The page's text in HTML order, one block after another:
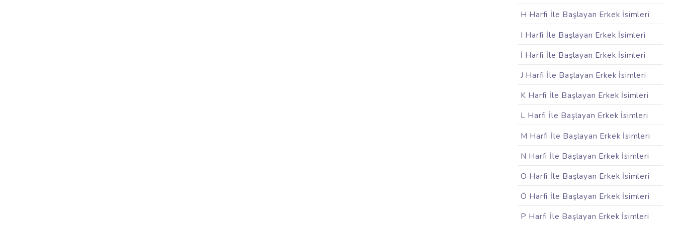
H Harfi İle Başlayan Erkek İsimleri
I Harfi İle Başlayan Erkek İsimleri
İ Harfi İle Başlayan Erkek İsimleri
J Harfi İle Başlayan Erkek İsimleri
K Harfi İle Başlayan Erkek İsimleri
L Harfi İle Başlayan Erkek İsimleri
M Harfi İle Başlayan Erkek İsimleri
N Harfi İle Başlayan Erkek İsimleri
O Harfi İle Başlayan Erkek İsimleri
Ö Harfi İle Başlayan Erkek İsimleri
P Harfi İle Başlayan Erkek İsimleri